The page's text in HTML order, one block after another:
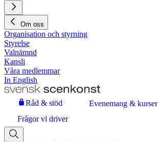
Om oss
Organisation och styrning
Styrelse
Valnämnd
Kansli
Våra medlemmar
In English
Råd & stöd
Evenemang & kurser
Frågor vi driver